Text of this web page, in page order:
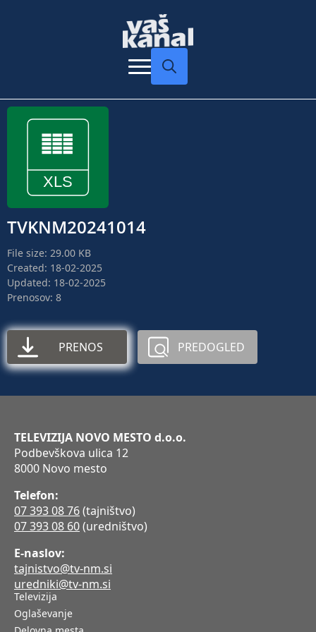
TVKNM20241014
File size: 29.00 KB
Created: 18-02-2025
Updated: 18-02-2025
Prenosov: 8
PRENOS PREDOGLED
TELEVIZIJA NOVO MESTO d.o.o.
Podbevškova ulica 12
8000 Novo mesto
Telefon:
07 393 08 76(tajništvo)
07 393 08 60(uredništvo)
E-naslov:
tajnistvo@tv-nm.si
uredniki@tv-nm.si
Televizija
Oglaševanje